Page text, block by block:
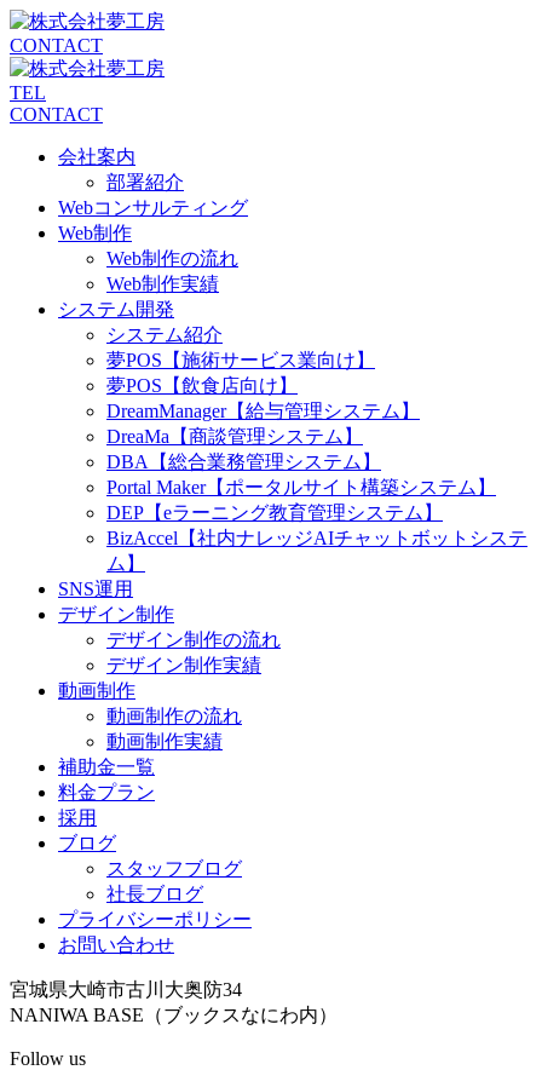
CONTACT
TEL
CONTACT
会社案内
部署紹介
Webコンサルティング
Web制作
Web制作の流れ
Web制作実績
システム開発
システム紹介
夢POS【施術サービス業向け】
夢POS【飲食店向け】
DreamManager【給与管理システム】
DreaMa【商談管理システム】
DBA【総合業務管理システム】
Portal Maker【ポータルサイト構築システム】
DEP【eラーニング教育管理システム】
BizAccel【社内ナレッジAIチャットボットシステ
ム】
SNS運用
デザイン制作
デザイン制作の流れ
デザイン制作実績
動画制作
動画制作の流れ
動画制作実績
補助金一覧
料金プラン
採用
ブログ
スタッフブログ
社長ブログ
プライバシーポリシー
お問い合わせ
宮城県大崎市古川大奥防34
NANIWA BASE（ブックスなにわ内）
Follow us